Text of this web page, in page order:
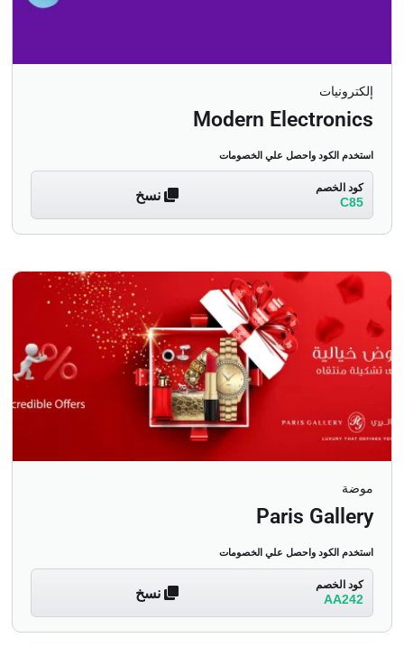
إلكترونيات
Modern Electronics
استخدم الكود واحصل علي الخصومات
كود الخصم
C85
موضة
Paris Gallery
استخدم الكود واحصل علي الخصومات
كود الخصم
AA242